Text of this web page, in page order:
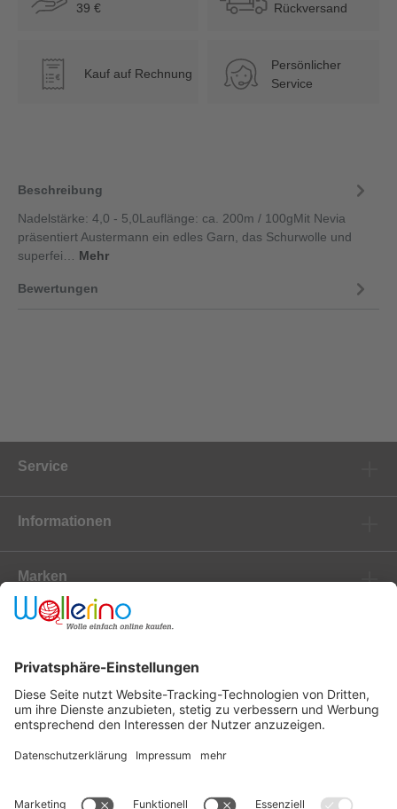
39 €
Rückversand
€ Kauf auf Rechnung
Persönlicher
Service
Beschreibung
Nadelstärke: 4,0 - 5,0Lauflänge: ca. 200m / 100gMit Nevia
präsentiert Austermann ein edles Garn, das Schurwolle und
superfei… Mehr
Bewertungen
Service
Informationen
Marken
Newsletter
Versanddienstleister